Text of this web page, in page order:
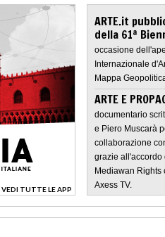
VEDI TUTTE LE APP
>
ARTE.it
della 61ª
occasione
Internazionale
Mappa
ARTE E
documentario
e Piero Muscarà
collaborazione
grazie all'accordo
Mediawan Rights
Axess TV.